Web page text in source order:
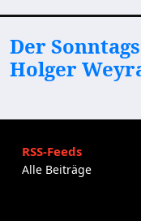
Der
Holger
RSS-Feeds
Alle Beiträge